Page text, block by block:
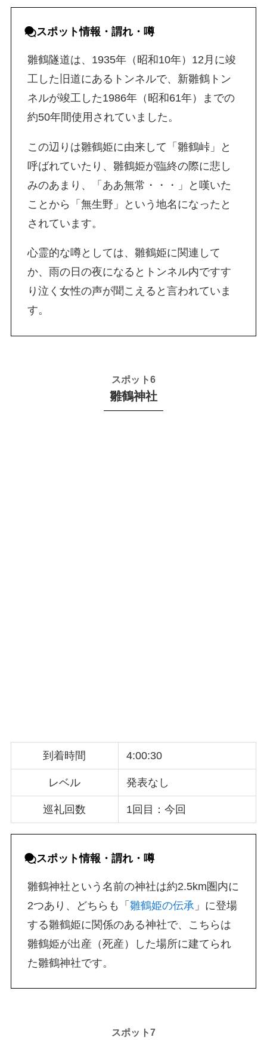
スポット情報・謂れ・噂
雛鶴隧道は、1935年（昭和10年）12月に竣
工した旧道にあるトンネルで、新雛鶴トン
ネルが竣工した1986年（昭和61年）までの
約50年間使用されていました。
この辺りは雛鶴姫に由来して「雛鶴峠」と
呼ばれていたり、雛鶴姫が臨終の際に悲し
みのあまり、「ああ無常・・・」と嘆いた
ことから「無生野」という地名になったと
されています。
心霊的な噂としては、雛鶴姫に関連して
か、雨の日の夜になるとトンネル内ですす
り泣く女性の声が聞こえると言われていま
す。
スポット6
雛鶴神社
到着時間 4:00:30
レベル 発表なし
巡礼回数 1回目：今回
スポット情報・謂れ・噂
雛鶴神社という名前の神社は約2.5km圏内に
2つあり、どちらも「 雛鶴姫の伝承 」に登場
する雛鶴姫に関係のある神社で、こちらは
雛鶴姫が出産（死産）した場所に建てられ
た雛鶴神社です。
スポット7